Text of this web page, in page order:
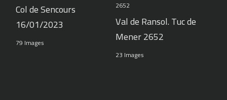
Col de Sencours
16/01/2023
79 Images
Val de Ransol. Tuc de
Mener 2652
23 Images